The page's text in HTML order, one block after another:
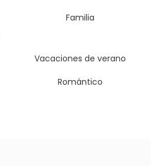
Familia
Vacaciones de verano
Romántico